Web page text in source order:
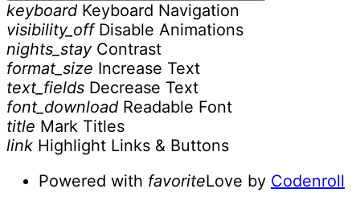
keyboard Keyboard Navigation
visibility_off Disable Animations
nights_stay Contrast
format_size Increase Text
text_fields Decrease Text
font_download Readable Font
title Mark Titles
link Highlight Links & Buttons
Powered with favoriteLove by Codenroll